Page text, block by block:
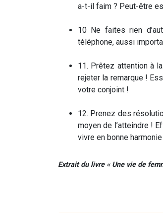
a-t-il faim ? Peut-être
10 Ne faites rien
téléphone, aussi
11. Prêtez attention à
rejeter la remarque !
votre conjoint !
12. Prenez des
moyen de l’atteindre !
vivre en bonne
Extrait du livre « Une vie de